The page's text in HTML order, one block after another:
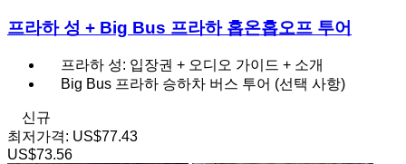
프라하 성 + Big Bus 프라하 홉온홉오프 투어
프라하 성: 입장권 + 오디오 가이드 + 소개
Big Bus 프라하 승하차 버스 투어 (선택 사항)
신규
최저가격: US$77.43
US$73.56